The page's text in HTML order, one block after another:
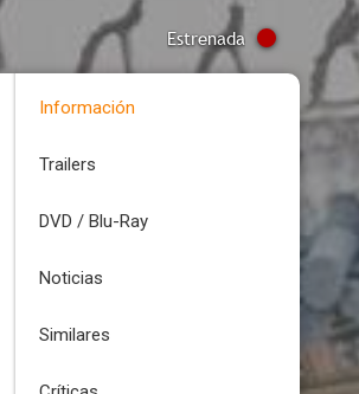
Estrenada
Información
Trailers
DVD / Blu-Ray
Noticias
Similares